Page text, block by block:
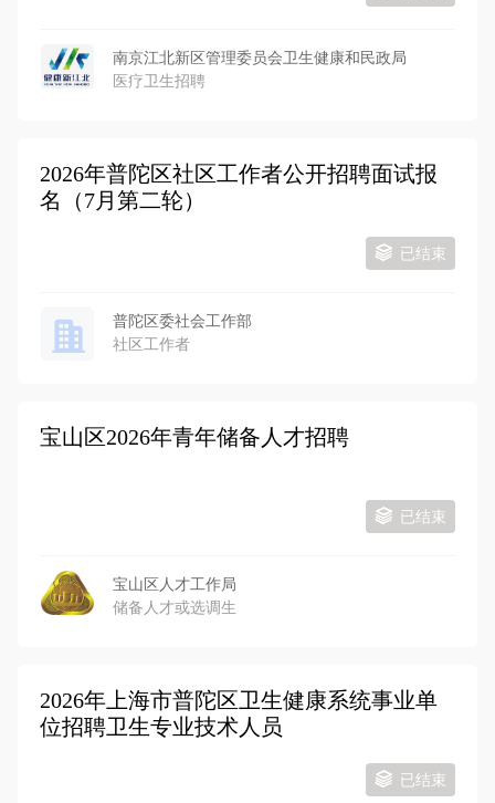
南京江北新区管理委员会卫生健康和民政局
医疗卫生招聘
2026年普陀区社区工作者公开招聘面试报
名（7月第二轮）
已结束
普陀区委社会工作部
社区工作者
宝山区2026年青年储备人才招聘
已结束
宝山区人才工作局
储备人才或选调生
2026年上海市普陀区卫生健康系统事业单
位招聘卫生专业技术人员
已结束